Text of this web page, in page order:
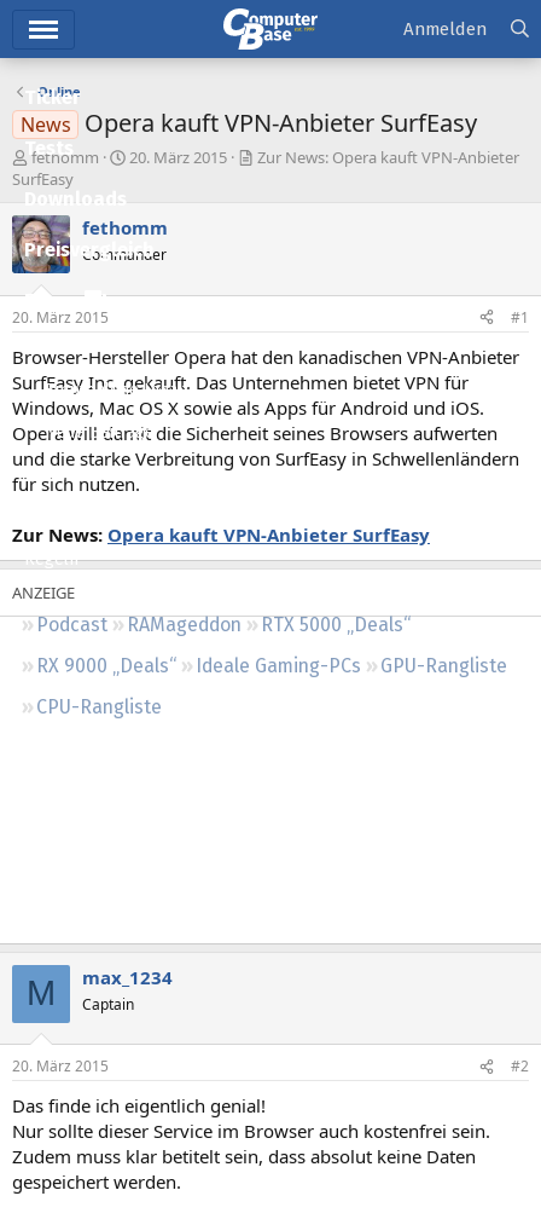
Ticker
Tests
Downloads
Preisvergleich
Forum
Empfohlene Inhalte
Neue Beiträge
Neueste Aktivitäten
Regeln
Podcast RAMageddon
RTX 5000 „Deals“
RX 9000 „Deals“
Ideale Gaming-PCs
GPU-Rangliste
CPU-Rangliste
Anmelden
Online
News Opera kauft VPN-Anbieter SurfEasy
E
r
s
t
e
l
e
r
fethomm
E
t
l
a
m
20. März 2015
Zur News: Opera kauft VPN-Anbieter
SurfEasy
fethomm
Commander
20. März 2015 #1
Browser-Hersteller Opera hat den kanadischen VPN-Anbieter
SurfEasy Inc. gekauft. Das Unternehmen bietet VPN für
Windows, Mac OS X sowie als Apps für Android und iOS.
Opera will damit die Sicherheit seines Browsers aufwerten
und die starke Verbreitung von SurfEasy in Schwellenländern
für sich nutzen.
Zur News: Opera kauft VPN-Anbieter SurfEasy
M max_1234
Captain
20. März 2015 #2
Das finde ich eigentlich genial!
Nur sollte dieser Service im Browser auch kostenfrei sein.
Zudem muss klar betitelt sein, dass absolut keine Daten
gespeichert werden.